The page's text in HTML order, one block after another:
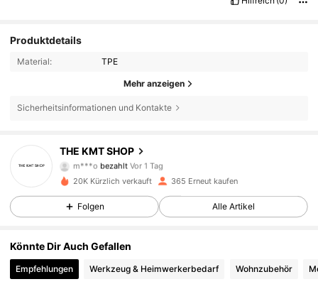
Produktdetails
Material: TPE
Mehr anzeigen
Sicherheitsinformationen und Kontakte
THE KMT SHOP
4,60 488 Follower
m***o bezahlt Vor 1 Tag
R***oistVor 1 Tag gefolgt
4,60
488 Follower
4,60 488 Follower
20K Kürzlich verkauft 365 Erneut kaufen
Folgen Alle Artikel
Könnte Dir Auch Gefallen
Empfehlungen Werkzeug & Heimwerkerbedarf Wohnzubehör